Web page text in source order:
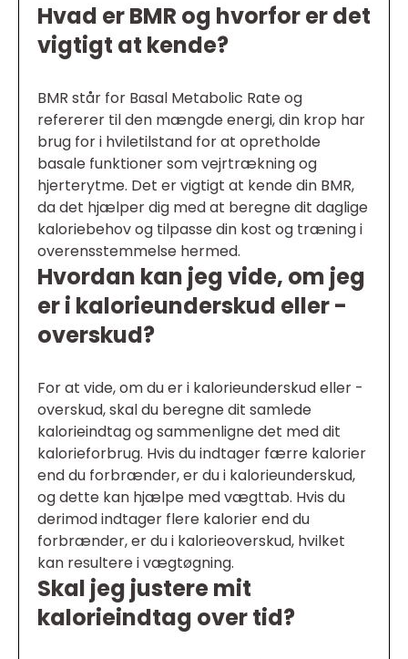
Hvad er BMR og hvorfor er det
vigtigt at kende?
BMR står for Basal Metabolic Rate og
refererer til den mængde energi, din krop har
brug for i hviletilstand for at opretholde
basale funktioner som vejrtrækning og
hjerterytme. Det er vigtigt at kende din BMR,
da det hjælper dig med at beregne dit daglige
kaloriebehov og tilpasse din kost og træning i
overensstemmelse hermed.
Hvordan kan jeg vide, om jeg
er i kalorieunderskud eller -
overskud?
For at vide, om du er i kalorieunderskud eller -
overskud, skal du beregne dit samlede
kalorieindtag og sammenligne det med dit
kalorieforbrug. Hvis du indtager færre kalorier
end du forbrænder, er du i kalorieunderskud,
og dette kan hjælpe med vægttab. Hvis du
derimod indtager flere kalorier end du
forbrænder, er du i kalorieoverskud, hvilket
kan resultere i vægtøgning.
Skal jeg justere mit
kalorieindtag over tid?